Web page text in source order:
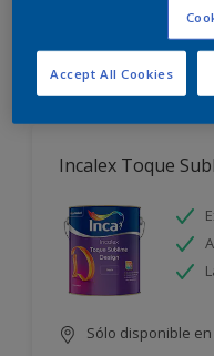
Incalex Toque
Sólo disponible
Accept All Cookies